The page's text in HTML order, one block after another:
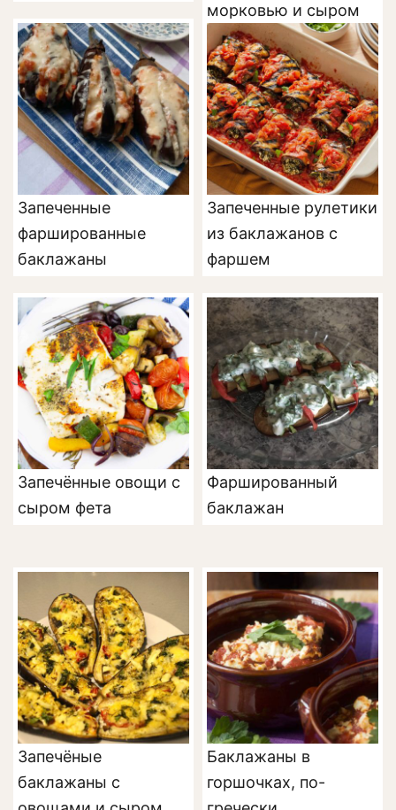
морковью и сыром
Запеченные
фаршированные
баклажаны
Запеченные рулетики
из баклажанов с
фаршем
Запечённые овощи с
сыром фета
Фаршированный
баклажан
Запечёные
баклажаны с
Баклажаны в
горшочках, по-